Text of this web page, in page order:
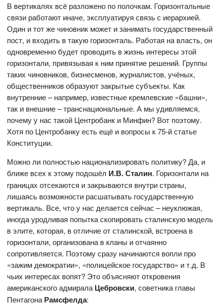
В вертикалях всё разложено по полочкам. Горизонтальные
связи работают иначе, эксплуатируя связь с иерархией.
Один и тот же чиновник может и занимать государственный
пост, и входить в такую горизонталь. Работая на власть, он
одновременно будет проводить в жизнь интересы этой
горизонтали, привязывая к ним принятие решений. Группы
таких чиновников, бизнесменов, журналистов, учёных,
общественников образуют закрытые субъекты. Как
внутренние – например, известные кремлевские «башни»,
так и внешние – транснациональные. А мы удивляемся,
почему у нас такой Центробанк и Минфин? Вот поэтому.
Хотя по Центробанку есть ещё и вопросы к 75-й статье
Конституции.
Можно ли полностью национализировать политику? Да, и
ближе всех к этому подошёл И.В. Сталин. Горизонтали на
границах отсекаются и закрываются внутри страны,
лишаясь возможности расшатывать государственную
вертикаль. Все, что у нас делается сейчас – неуклюжая,
иногда уродливая попытка скопировать сталинскую модель
в элите, которая, в отличие от сталинской, встроена в
горизонтали, организована в кланы и отчаянно
сопротивляется. Поэтому сразу начинаются вопли про
«зажим демократии», «полицейское государство» и т.д. В
чьих интересах вопят? Это объясняют откровения
американского адмирала Цебровски, советника главы
Пентагона Рамсфелда: